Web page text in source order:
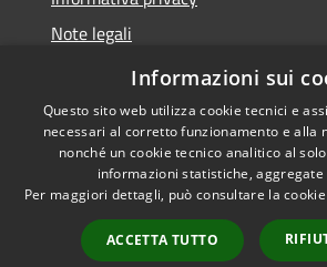
Note legali
Dichiarazione di accessibilità
Accessibilità
Informazioni sui
Questo sito web utilizza cookie tecnici e
necessari al corretto funzionamento e alla
nonché un cookie tecnico analitico al
informazioni statistiche, aggregate
Per maggiori dettagli, può consultare la
ACCETTA TUTTO